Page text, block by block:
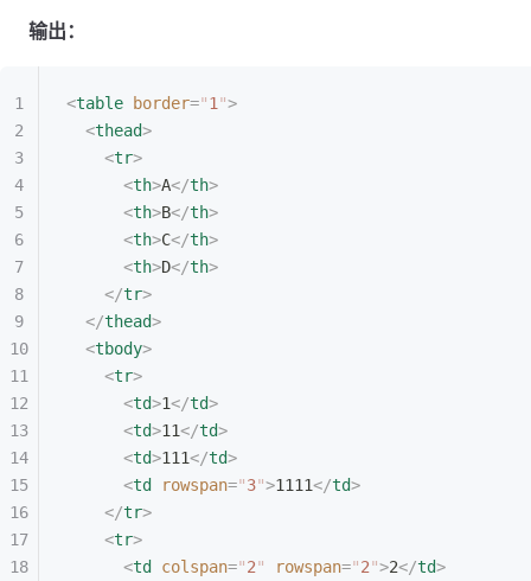
输出：
<table border="1 ">
<thead>
<tr>
<th>A</th>
<th>B</th>
<th>C</th>
<th>D</th>
</tr>
</thead>
<tbody>
<tr>
<td>1</td>
<td>11</td>
<td>111</td>
<td rowspan="3">1111</td>
</tr>
<tr>
<td colspan="2" rowspan="2">2</td>